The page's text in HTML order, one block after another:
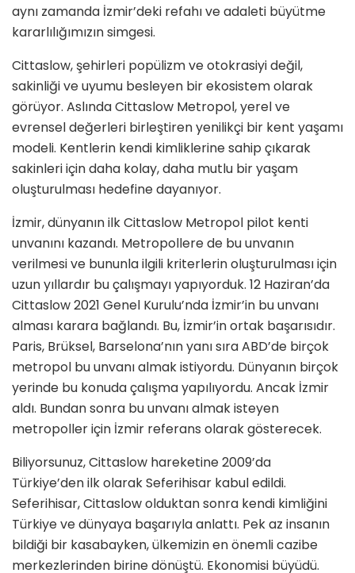
aynı zamanda İzmir’deki refahı ve adaleti büyütme
kararlılığımızın simgesi.
Cittaslow, şehirleri popülizm ve otokrasiyi değil,
sakinliği ve uyumu besleyen bir ekosistem olarak
görüyor. Aslında Cittaslow Metropol, yerel ve
evrensel değerleri birleştiren yenilikçi bir kent yaşamı
modeli. Kentlerin kendi kimliklerine sahip çıkarak
sakinleri için daha kolay, daha mutlu bir yaşam
oluşturulması hedefine dayanıyor.
İzmir, dünyanın ilk Cittaslow Metropol pilot kenti
unvanını kazandı. Metropollere de bu unvanın
verilmesi ve bununla ilgili kriterlerin oluşturulması için
uzun yıllardır bu çalışmayı yapıyorduk. 12 Haziran’da
Cittaslow 2021 Genel Kurulu’nda İzmir’in bu unvanı
alması karara bağlandı. Bu, İzmir’in ortak başarısıdır.
Paris, Brüksel, Barselona’nın yanı sıra ABD’de birçok
metropol bu unvanı almak istiyordu. Dünyanın birçok
yerinde bu konuda çalışma yapılıyordu. Ancak İzmir
aldı. Bundan sonra bu unvanı almak isteyen
metropoller için İzmir referans olarak gösterecek.
Biliyorsunuz, Cittaslow hareketine 2009’da
Türkiye’den ilk olarak Seferihisar kabul edildi.
Seferihisar, Cittaslow olduktan sonra kendi kimliğini
Türkiye ve dünyaya başarıyla anlattı. Pek az insanın
bildiği bir kasabayken, ülkemizin en önemli cazibe
merkezlerinden birine dönüştü. Ekonomisi büyüdü.